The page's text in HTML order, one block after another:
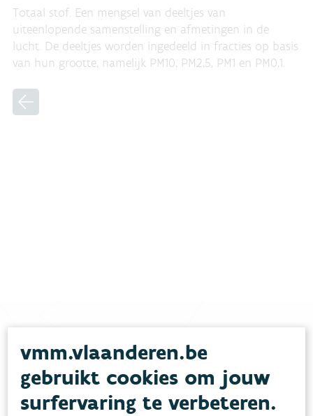
Totaal stof. Een mengsel van deeltjes van
uiteenlopende samenstelling en afmetingen in de
lucht. De deeltjes worden ingedeeld in fracties op basis
van hun grootte, namelijk PM10, PM2,5, PM1 en PM0,1.
Heb je vragen?
Bekijk het overzicht van meestgestelde vragen
vmm.vlaanderen.be
gebruikt cookies om jouw
surfervaring te verbeteren.